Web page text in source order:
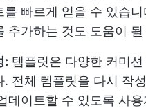
를 빠르게 얻을 수 있습
추가하는 것도 도움이
: 템플릿은 다양한 커미
. 전체 템플릿을 다시 작
데이트할 수 있도록 사